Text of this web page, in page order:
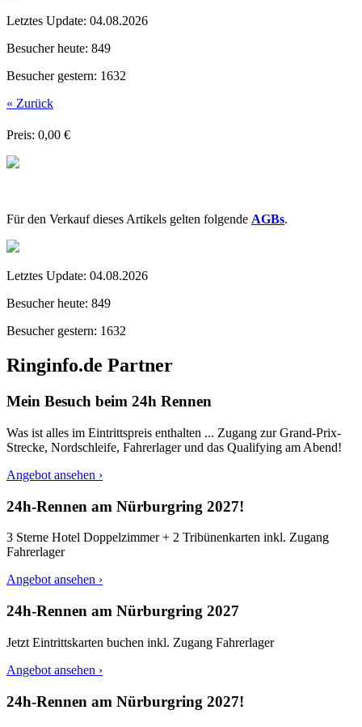
Letztes Update: 04.08.2026
Besucher heute: 849
Besucher gestern: 1632
« Zurück
Preis: 0,00 €
Für den Verkauf dieses Artikels gelten folgende AGBs.
Letztes Update: 04.08.2026
Besucher heute: 849
Besucher gestern: 1632
Ringinfo.de Partner
Mein Besuch beim 24h Rennen
Was ist alles im Eintrittspreis enthalten ... Zugang zur Grand-Prix-
Strecke, Nordschleife, Fahrerlager und das Qualifying am Abend!
Angebot ansehen ›
24h-Rennen am Nürburgring 2027!
3 Sterne Hotel Doppelzimmer + 2 Tribünenkarten inkl. Zugang
Fahrerlager
Angebot ansehen ›
24h-Rennen am Nürburgring 2027
Jetzt Eintrittskarten buchen inkl. Zugang Fahrerlager
Angebot ansehen ›
24h-Rennen am Nürburgring 2027!